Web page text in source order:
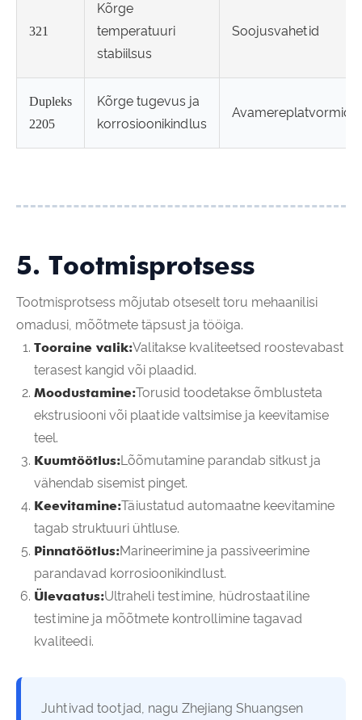
321
Kõrge
temperatuuri
stabiilsus
Soojusvahetid
Dupleks
2205
Kõrge tugevus ja
korrosioonikindlus
Avamereplatvormid
5. Tootmisprotsess
Tootmisprotsess mõjutab otseselt toru mehaanilisi
omadusi, mõõtmete täpsust ja tööiga.
Tooraine valik:Valitakse kvaliteetsed roostevabast
terasest kangid või plaadid.
Moodustamine:Torusid toodetakse õmblusteta
ekstrusiooni või plaatide valtsimise ja keevitamise
teel.
Kuumtöötlus:Lõõmutamine parandab sitkust ja
vähendab sisemist pinget.
Keevitamine:Täiustatud automaatne keevitamine
tagab struktuuri ühtluse.
Pinnatöötlus:Marineerimine ja passiveerimine
parandavad korrosioonikindlust.
Ülevaatus:Ultraheli testimine, hüdrostaatiline
testimine ja mõõtmete kontrollimine tagavad
kvaliteedi.
Juhtivad tootjad, nagu Zhejiang Shuangsen